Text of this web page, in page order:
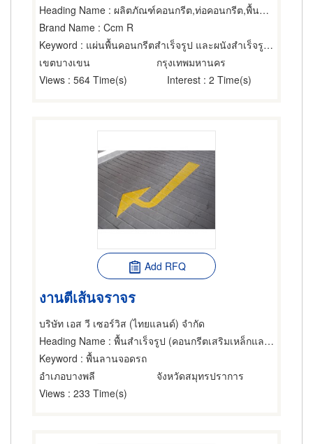
Heading Name : ผลิตภัณฑ์คอนกรีต,ท่อคอนกรีต,พื้นสำเร็จรูป (คอนกรีตเสริมเหล็กและอัดแรง)
Brand Name : Ccm R
Keyword : แผ่นพื้นคอนกรีตสำเร็จรูป และผนังสำเร็จรูปอัดแรงชนิดกลวง
เขตบางเขน
กรุงเทพมหานคร
Views : 564 Time(s) Interest : 2 Time(s)
Add RFQ
งานตีเส้นจราจร
บริษัท เอส วี เซอร์วิส (ไทยแลนด์) จำกัด
Heading Name : พื้นสำเร็จรูป (คอนกรีตเสริมเหล็กและอัดแรง)
Keyword : พื้นลานจอดรถ
อำเภอบางพลี
จังหวัดสมุทรปราการ
Views : 233 Time(s)